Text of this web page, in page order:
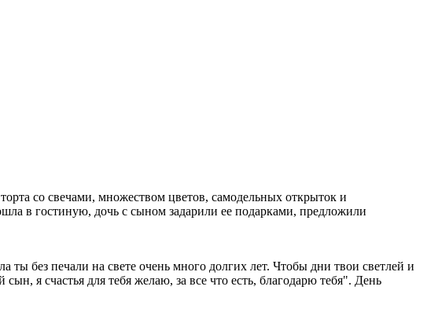
со свечами, множеством цветов, самодельных открыток и
в гостиную, дочь с сыном задарили ее подарками, предложили
без печали на свете очень много долгих лет. Чтобы дни твои светлей и
я счастья для тебя желаю, за все что есть, благодарю тебя". День